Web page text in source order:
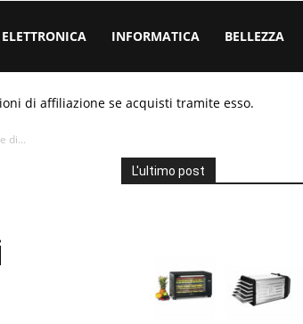
ELETTRONICA INFORMATICA BELLEZZA
di affiliazione se acquisti tramite esso.
di...
L'ultimo post